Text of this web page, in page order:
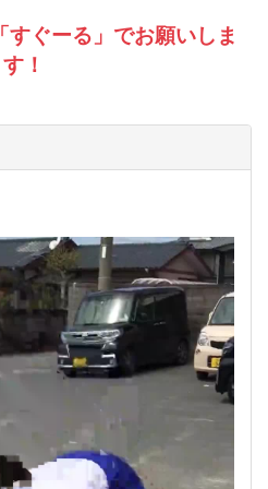
ぐーる」でお願いしま
す！